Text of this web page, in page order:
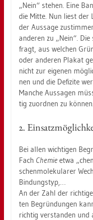
„Nein“ ste­hen. Eine
die Mitte. Nun liest der
der Aus­sa­ge
an­de­ren zu „Nein“.
fragt, aus wel­chen
oder an­de­ren Pla­kat
nicht zur ei­ge­nen
nen und die De­fi­zi­te
Man­che Aus­sa­gen
tig zu­ord­nen zu kön­nen.
2.
Bei allen wich­ti­gen
Fach Che­mieetwa
schen­mo­le­ku­la­rer
Bin­dungs­typ,…
An der Zahl der
ten Be­grün­dun­gen
rich­tig ver­stan­den und